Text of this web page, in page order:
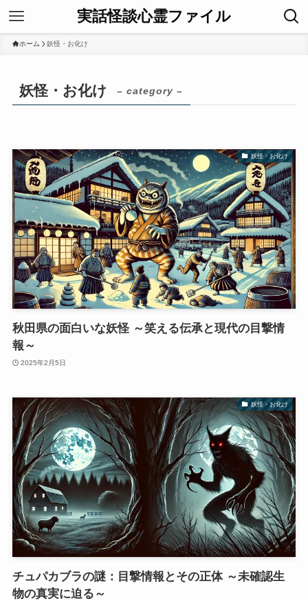
実話怪談心霊ファイル
ホーム 妖怪・お化け
妖怪・お化け – category –
妖怪・お化け
秋田県の面白いな妖怪 ～笑える伝承と現代の目撃情
報～
2025年2月5日
妖怪・お化け
チュパカブラの謎：目撃情報とその正体 ～未確認生
物の真実に迫る～